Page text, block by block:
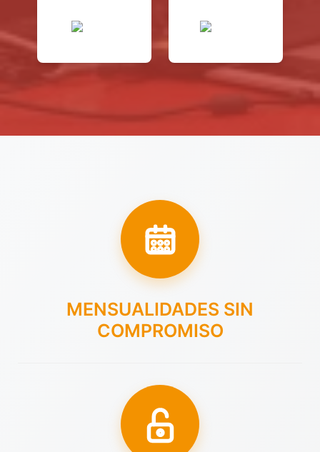
MENSUALIDADES SIN
COMPROMISO